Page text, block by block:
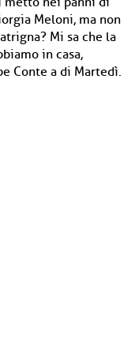
Meloni, ma non
Mi sa che la
in casa,
Conte a di Martedì.